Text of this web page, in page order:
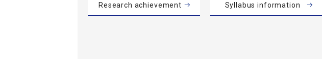
Research achievement Syllabus information